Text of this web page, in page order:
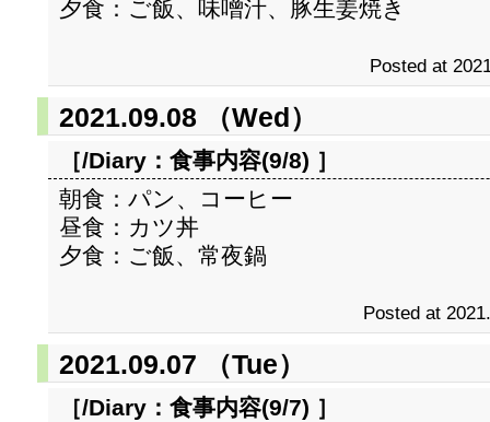
夕食：ご飯、味噌汁、豚生姜焼き
Posted at
2021.09.08 （Wed）
［/Diary： 食事内容(9/8) ］
朝食：パン、コーヒー
昼食：カツ丼
夕食：ご飯、常夜鍋
Posted at
2021.09.07 （Tue）
［/Diary： 食事内容(9/7) ］